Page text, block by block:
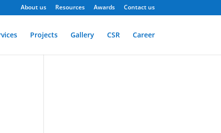
About us Resources Awards Contact us
Projects Gallery CSR Career